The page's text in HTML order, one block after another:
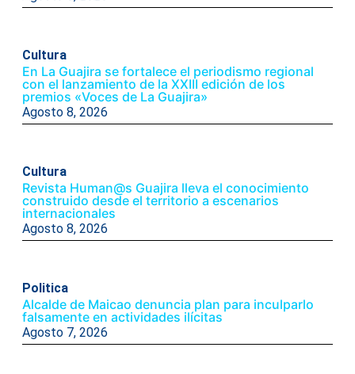
Cultura
En La Guajira se fortalece el periodismo regional
con el lanzamiento de la XXIII edición de los
premios «Voces de La Guajira»
Agosto 8, 2026
Cultura
Revista Human@s Guajira lleva el conocimiento
construido desde el territorio a escenarios
internacionales
Agosto 8, 2026
Politica
Alcalde de Maicao denuncia plan para inculparlo
falsamente en actividades ilícitas
Agosto 7, 2026